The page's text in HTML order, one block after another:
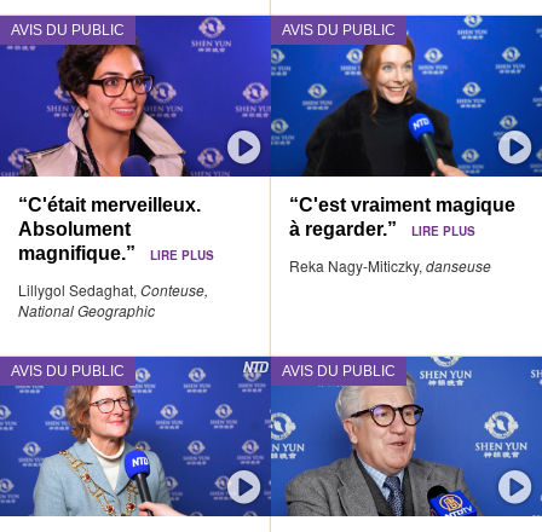
AVIS DU PUBLIC
“C'était merveilleux.
Absolument
magnifique.”
LIRE PLUS
Lillygol Sedaghat, Conteuse,
National Geographic
AVIS DU PUBLIC
“C'est vraiment magique
à regarder.”LIRE PLUS
Reka Nagy-Miticzky,danseuse
AVIS DU PUBLIC AVIS DU PUBLIC